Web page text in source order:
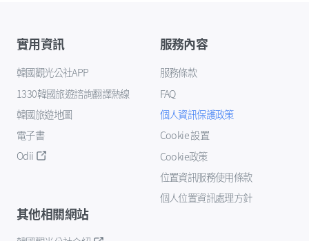
實用資訊
韓國觀光公社APP
1330韓國旅遊諮詢翻譯熱線
韓國旅遊地圖
電子書
Odii
服務內容
服務條款
FAQ
個人資訊保護政策
Cookie 設置
Cookie政策
位置資訊服務使用條款
個人位置資訊處理方針
其他相關網站